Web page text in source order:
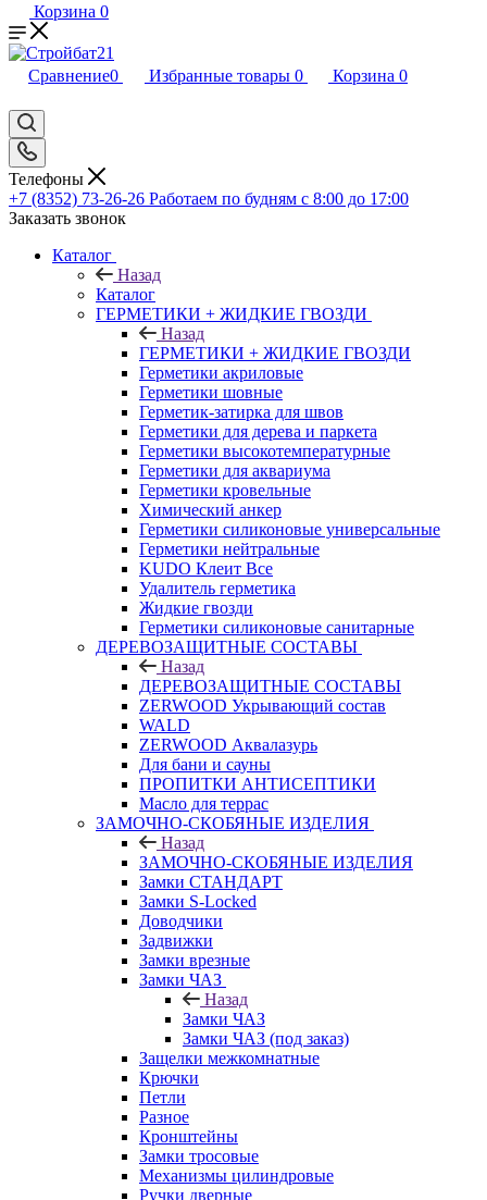
Корзина 0
Сравнение0 Избранные товары 0 Корзина 0
Телефоны
+7 (8352) 73-26-26 Работаем по будням с 8:00 до 17:00
Заказать звонок
Каталог
Назад
Каталог
ГЕРМЕТИКИ + ЖИДКИЕ ГВОЗДИ
Назад
ГЕРМЕТИКИ + ЖИДКИЕ ГВОЗДИ
Герметики акриловые
Герметики шовные
Герметик-затирка для швов
Герметики для дерева и паркета
Герметики высокотемпературные
Герметики для аквариума
Герметики кровельные
Химический анкер
Герметики силиконовые универсальные
Герметики нейтральные
KUDO Клеит Все
Удалитель герметика
Жидкие гвозди
Герметики силиконовые санитарные
ДЕРЕВОЗАЩИТНЫЕ СОСТАВЫ
Назад
ДЕРЕВОЗАЩИТНЫЕ СОСТАВЫ
ZERWOOD Укрывающий состав
WALD
ZERWOOD Аквалазурь
Для бани и сауны
ПРОПИТКИ АНТИСЕПТИКИ
Масло для террас
ЗАМОЧНО-СКОБЯНЫЕ ИЗДЕЛИЯ
Назад
ЗАМОЧНО-СКОБЯНЫЕ ИЗДЕЛИЯ
Замки СТАНДАРТ
Замки S-Locked
Доводчики
Задвижки
Замки врезные
Замки ЧАЗ
Назад
Замки ЧАЗ
Замки ЧАЗ (под заказ)
Защелки межкомнатные
Крючки
Петли
Разное
Кронштейны
Замки тросовые
Механизмы цилиндровые
Ручки дверные